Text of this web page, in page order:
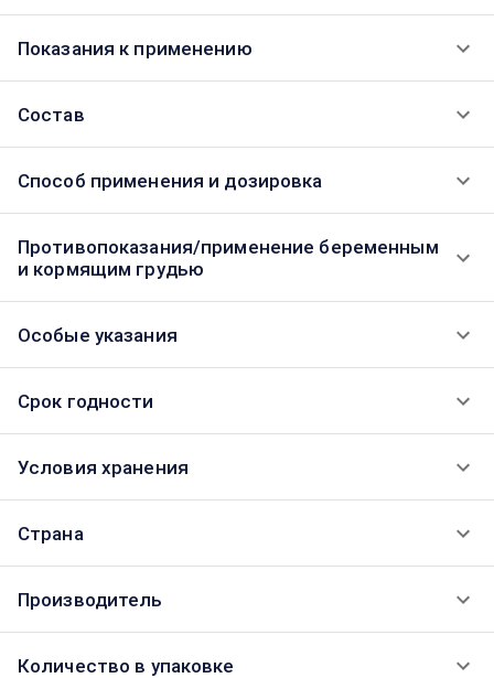
Показания к применению
Состав
Способ применения и дозировка
Противопоказания/применение беременным
и кормящим грудью
Особые указания
Срок годности
Условия хранения
Страна
Производитель
Количество в упаковке